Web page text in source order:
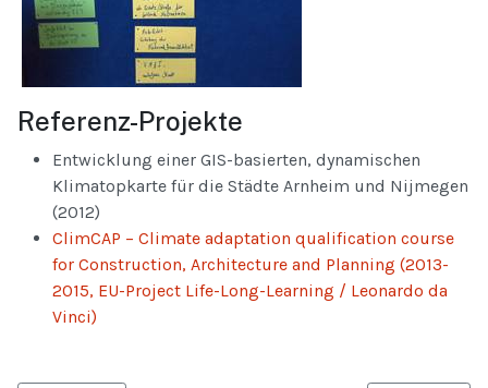
Referenz-Projekte
Entwicklung einer GIS-basierten, dynamischen
Klimatopkarte für die Städte Arnheim und Nijmegen
(2012)
ClimCAP – Climate adaptation qualification course
for Construction, Architecture and Planning (2013-
2015, EU-Project Life-Long-Learning / Leonardo da
Vinci)